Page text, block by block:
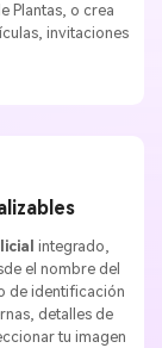
Plantas, o crea
invitaciones
integrado,
el nombre del
de identificación
detalles de
tu imagen